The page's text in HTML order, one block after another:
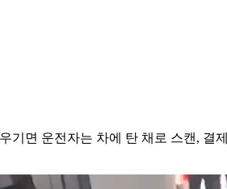
기면 운전자는 차에 탄 채로 스캔, 결